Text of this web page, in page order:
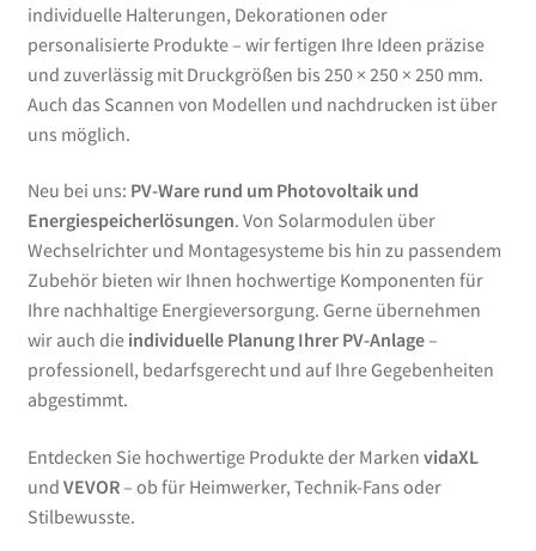
individuelle Halterungen, Dekorationen oder
personalisierte Produkte – wir fertigen Ihre Ideen präzise
und zuverlässig mit Druckgrößen bis 250 × 250 × 250 mm.
Auch das Scannen von Modellen und nachdrucken ist über
uns möglich.
Neu bei uns: PV-Ware rund um Photovoltaik und
Energiespeicherlösungen. Von Solarmodulen über
Wechselrichter und Montagesysteme bis hin zu passendem
Zubehör bieten wir Ihnen hochwertige Komponenten für
Ihre nachhaltige Energieversorgung. Gerne übernehmen
wir auch die individuelle Planung Ihrer PV-Anlage–
professionell, bedarfsgerecht und auf Ihre Gegebenheiten
abgestimmt.
Entdecken Sie hochwertige Produkte der Marken vidaXL
und VEVOR– ob für Heimwerker, Technik-Fans oder
Stilbewusste.